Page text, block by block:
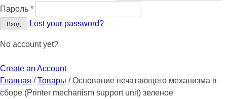
Пароль *Обязательно
Вход Lost your password?
No account yet?
Create an Account
Главная /Товары /Основание печатающего механизма в
сборе (Printer mechanism support unit) зеленое